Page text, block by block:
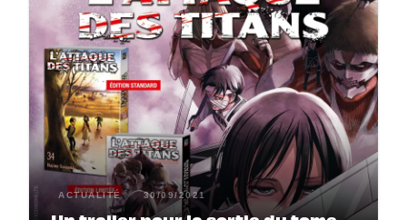
ACTUALITÉ 30/09/2021